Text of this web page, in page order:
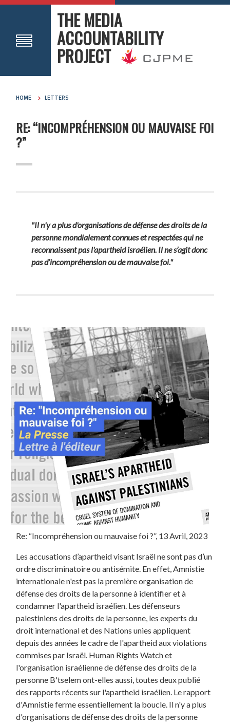
THE MEDIA
ACCOUNTABILITY
PROJECT
HOME LETTERS
RE: “INCOMPRÉHENSION OU MAUVAISE FOI
?”
"Il n'y a plus d'organisations de défense des droits de la
personne mondialement connues et respectées qui ne
reconnaissent pas l'apartheid israélien. Il ne s’agit donc
pas d’incompréhension ou de mauvaise foi."
Re: “Incompréhension ou mauvaise foi ?”, 13 Avril, 2023
Les accusations d’apartheid visant Israël ne sont pas d’un
ordre discriminatoire ou antisémite. En effet, Amnistie
internationale n'est pas la première organisation de
défense des droits de la personne à identifier et à
condamner l'apartheid israélien. Les défenseurs
palestiniens des droits de la personne, les experts du
droit international et des Nations unies appliquent
depuis des années le cadre de l'apartheid aux violations
commises par Israël. Human Rights Watch et
l'organisation israélienne de défense des droits de la
personne B'tselem ont-elles aussi, toutes deux publié
des rapports récents sur l'apartheid israélien. Le rapport
d'Amnistie ferme essentiellement la boucle. Il n'y a plus
d'organisations de défense des droits de la personne